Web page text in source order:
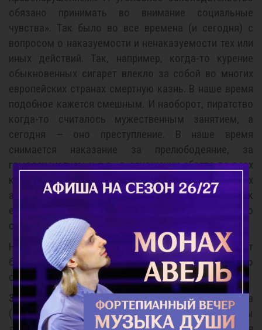
обязано принимать во внимание социальные
чувства». Так было во все времена (и сегодня) с
вопросом о наказуемости и ненаказуемости тех или
иных действий. Так, например, когда-то курение
обыкновенных сигарет влекло за собой во многих
европейских странах смертную казнь. В наше время
подобное кажется смешным. И наоборот, пиратство
когда-то считалось мужественным занятием, а
сегодня — оно преступление. В наше время
снимается наказание за прелюбодеяние, за
гомосексуализм и т.д., в отношении аборта во всех
культурных странах, за исключением некоторых
авторитарно-тоталитарных режимов, дело идет к
его узакониванию. Таким образом, это можно
считать прогрессом.
Но прогресс ли это в действительности? Может
быть, это показатель падения нравственного
сознания в этих странах?
3.Основной аргумент сторонников аборта
(стремящихся избежать систематической охраны